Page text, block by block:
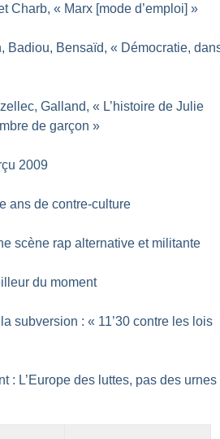
Charb, « Marx [mode d’emploi] »
Badiou, Bensaïd, « Démocratie,
Galland, « L’histoire de Julie
de garçon »
2009
ans de contre-culture
scène rap alternative et militante
du moment
subversion : « 11’30 contre les lois
: L’Europe des luttes, pas des urnes